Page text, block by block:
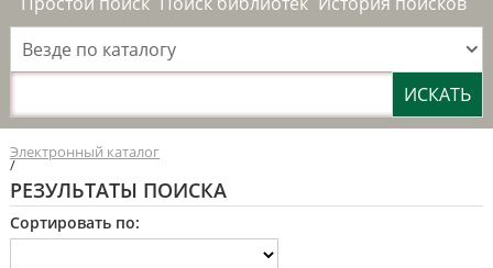
Везде по каталогу
Электронный каталог
/
РЕЗУЛЬТАТЫ ПОИСКА
Сортировать по: